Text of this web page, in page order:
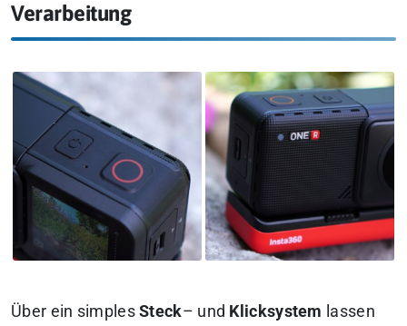
Verarbeitung
Über ein simplesSteck– und Klicksystem lassen